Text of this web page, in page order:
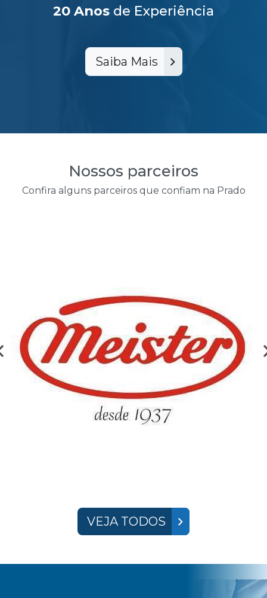
20 Anos de Experiência
Saiba Mais
Nossos parceiros
Confira alguns parceiros que confiam na Prado
VEJA TODOS